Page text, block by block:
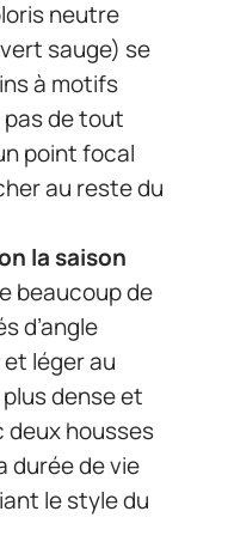
neutre
sauge) se
à motifs
pas de tout
point focal
au reste du
la saison
beaucoup de
d’angle
léger au
dense et
deux housses
durée de vie
le style du